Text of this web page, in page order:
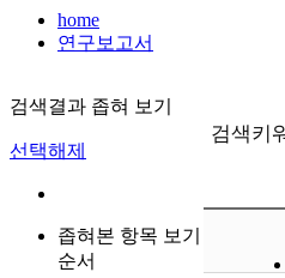
home
연구보고서
검색결과 좁혀 보기
선택해제
좁혀본 항목 보기
순서
검색키